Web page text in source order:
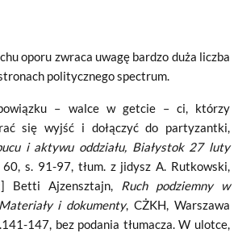
oporu zwraca uwagę bardzo duża liczba
politycznego spectrum.
– walce w getcie – ci, którzy
się wyjść i dołączyć do partyzantki,
i aktywu oddziału, Białystok 27 luty
s. 91-97, tłum. z jidysz A. Rutkowski,
Betti Ajzensztajn, Ruch podziemny w
i dokumenty, CŻKH, Warszawa
147, bez podania tłumacza. W ulotce,